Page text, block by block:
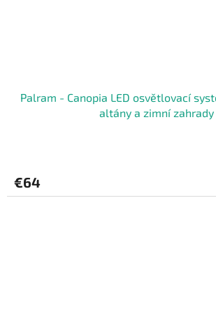
Palram - Canopia LED osvětlovací
altány a zimní zahrady
€64